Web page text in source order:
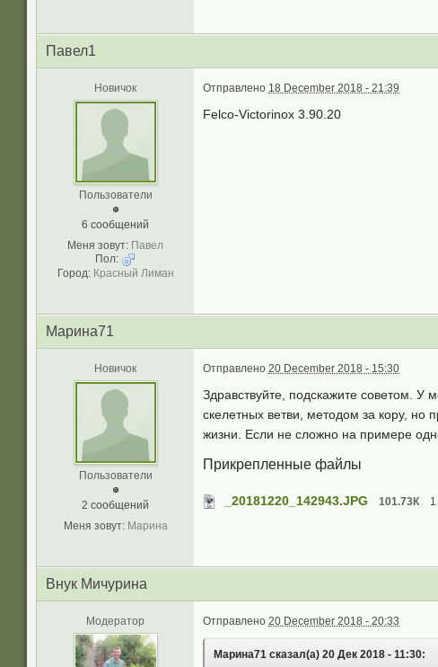
Павел1
Новичок
Пользователи
6 сообщений
Меня зовут: Павел
Пол:
Город: Красный Лиман
Отправлено 18 December 2018 - 21:39
Felco-Victorinox 3.90.20
Марина71
Новичок
Пользователи
2 сообщений
Меня зовут: Марина
Отправлено 20 December 2018 - 15:30
Здравствуйте, подскажите советом. У
скелетных ветви, методом за кору, но
жизни. Если не сложно на примере
Прикрепленные файлы
_20181220_142943.JPG 101.73К
Внук Мичурина
Модератор Отправлено 20 December 2018 - 20:33
Марина71 сказал(а) 20 Дек 2018 - 11:30: